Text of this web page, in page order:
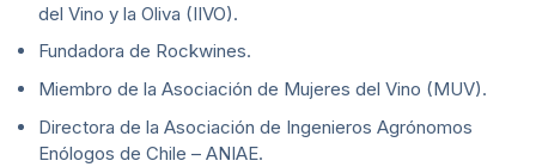
del Vino y la Oliva (IIVO).
Fundadora de Rockwines.
Miembro de la Asociación de Mujeres del Vino (MUV).
Directora de la Asociación de Ingenieros Agrónomos
Enólogos de Chile – ANIAE.